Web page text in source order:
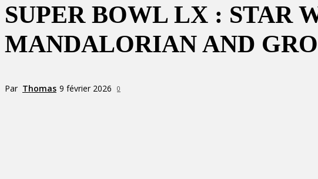
SUPER BOWL LX : STAR
MANDALORIAN AND
Par Thomas 9 février 2026 0